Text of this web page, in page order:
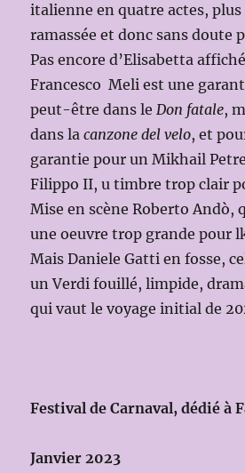
italienne en quatre actes,
ramassée et donc sans doute
Pas encore d’Elisabetta
Francesco Meli est une
peut-être dans leDon fatale,
dans lacanzone del velo, et
garantie pour un Mikhail
Filippo II, u timbre trop clair
Mise en scène Roberto Andò,
une oeuvre trop grande pour
Mais Daniele Gatti en fosse,
un Verdi fouillé, limpide,
qui vaut le voyage initial de
Festival de Carnaval, dédié à
Janvier 2023